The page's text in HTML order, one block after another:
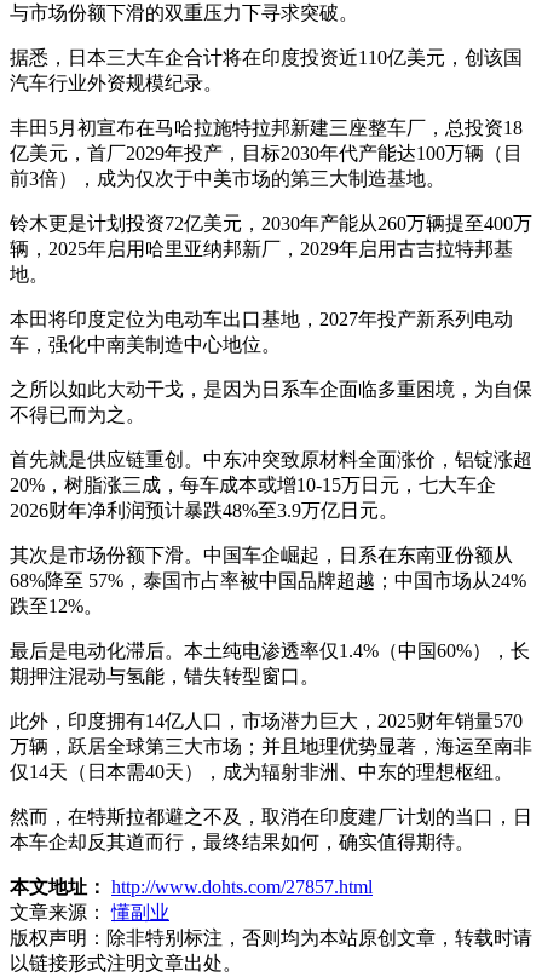
与市场份额下滑的双重压力下寻求突破。
据悉，日本三大车企合计将在印度投资近110亿美元，创该国
汽车行业外资规模纪录。
丰田5月初宣布在马哈拉施特拉邦新建三座整车厂，总投资18
亿美元，首厂2029年投产，目标2030年代产能达100万辆（目
前3倍），成为仅次于中美市场的第三大制造基地。
铃木更是计划投资72亿美元，2030年产能从260万辆提至400万
辆，2025年启用哈里亚纳邦新厂，2029年启用古吉拉特邦基
地。
本田将印度定位为电动车出口基地，2027年投产新系列电动
车，强化中南美制造中心地位。
之所以如此大动干戈，是因为日系车企面临多重困境，为自保
不得已而为之。
首先就是供应链重创。中东冲突致原材料全面涨价，铝锭涨超
20%，树脂涨三成，每车成本或增10-15万日元，七大车企
2026财年净利润预计暴跌48%至3.9万亿日元。
其次是市场份额下滑。中国车企崛起，日系在东南亚份额从
68%降至 57%，泰国市占率被中国品牌超越；中国市场从24%
跌至12%。
最后是电动化滞后。本土纯电渗透率仅1.4%（中国60%），长
期押注混动与氢能，错失转型窗口。
此外，印度拥有14亿人口，市场潜力巨大，2025财年销量570
万辆，跃居全球第三大市场；并且地理优势显著，海运至南非
仅14天（日本需40天），成为辐射非洲、中东的理想枢纽。
然而，在特斯拉都避之不及，取消在印度建厂计划的当口，日
本车企却反其道而行，最终结果如何，确实值得期待。
本文地址： http://www.dohts.com/27857.html
文章来源：
懂副业
版权声明： 除非特别标注，否则均为本站原创文章，转载时请
以链接形式注明文章出处。